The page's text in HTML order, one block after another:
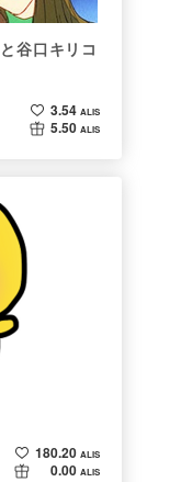
谷口キリコ
3.54 ALIS
5.50 ALIS
180.20 ALIS
0.00 ALIS